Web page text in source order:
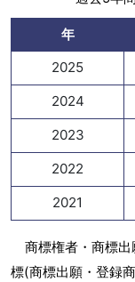
年
2025
2024
2023
2022
2021
商標権者・商標
標(商標出願・登録